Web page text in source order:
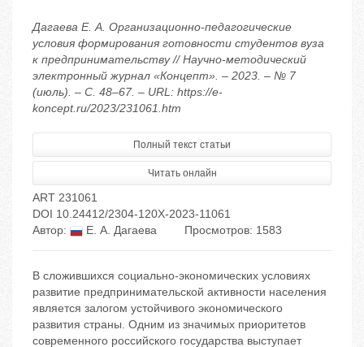
Дагаева Е. А. Организационно-педагогические
условия формирования готовности студентов вуза
к предпринимательству // Научно-методический
электронный журнал «Концепт». – 2023. – № 7
(июль). – С. 48–67. – URL: https://e-
koncept.ru/2023/231061.htm
Полный текст статьи
Читать онлайн
ART 231061
DOI 10.24412/2304-120X-2023-11061
Автор:
Е. А. Дагаева Просмотров: 1583
В сложившихся социально-экономических условиях
развитие предпринимательской активности населения
является залогом устойчивого экономического
развития страны. Одним из значимых приоритетов
современного российского государства выступает